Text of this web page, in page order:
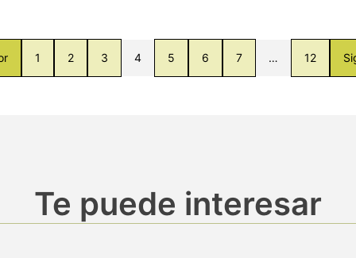
1 2 3 4 5 6 7 … 12
Te puede interesar